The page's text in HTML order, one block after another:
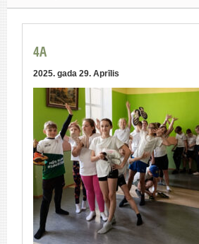
4A
2025. gada 29. Aprīlis